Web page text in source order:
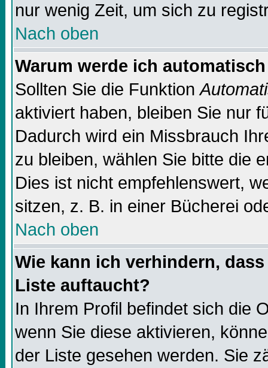
nur wenig Zeit, um sich zu
Nach oben
Warum werde ich
Sollten Sie die Funktion
aktiviert haben, bleiben Sie nur
Dadurch wird ein Missbrauch
zu bleiben, wählen Sie bitte die
Dies ist nicht empfehlenswert,
sitzen, z. B. in einer Bücherei
Nach oben
Wie kann ich verhindern,
Liste auftaucht?
In Ihrem Profil befindet sich die
wenn Sie diese aktivieren,
der Liste gesehen werden. Sie